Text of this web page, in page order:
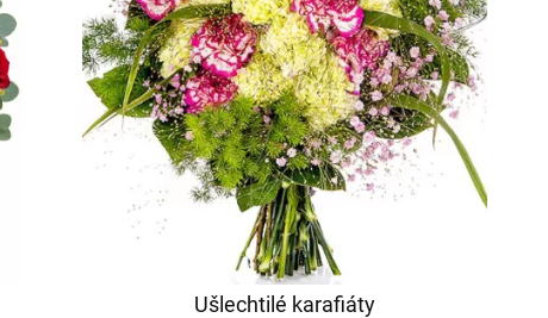
Ušlechtilé karafiáty